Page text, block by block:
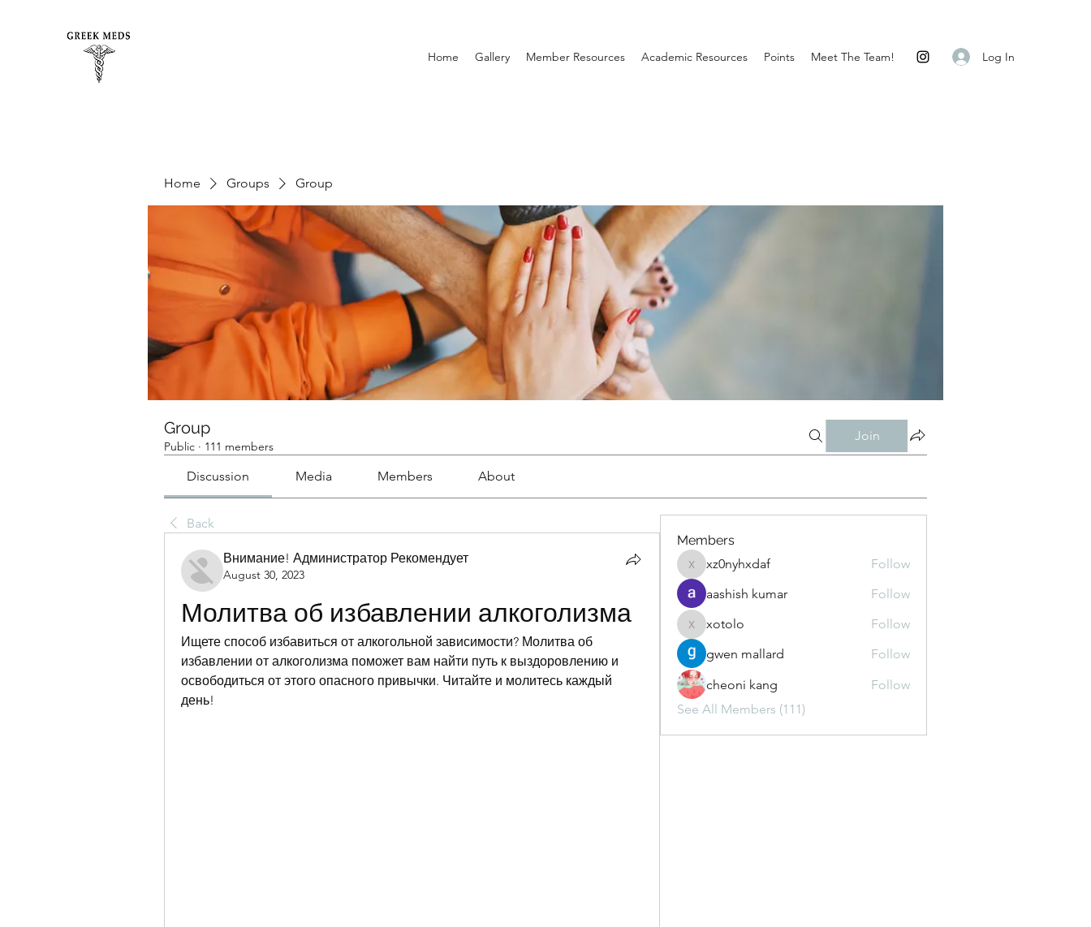
Home Gallery Member Resources Academic Resources Points Meet The Team! Log In
Home Groups Group
Group
Public · 111 members
Join
Discussion Media Members About
Back
Внимание! Администратор Рекомендует
August 30, 2023
Молитва об избавлении алкоголизма
Ищете способ избавиться от алкогольной зависимости? Молитва об
избавлении от алкоголизма поможет вам найти путь к выздоровлению и
освободиться от этого опасного привычки. Читайте и молитесь каждый
день!
Members
xz0nyhxdaf
xz0nyhxdaf
Follow
aashish kumar
Follow
xotolo
xotolo
Follow
gwen mallard
Follow
cheoni kang
Follow
See All Members (111)